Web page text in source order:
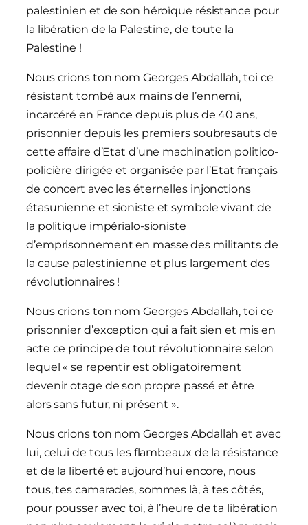
palestinien et de son héroïque résistance pour
la libération de la Palestine, de toute la
Palestine !
Nous crions ton nom Georges Abdallah, toi ce
résistant tombé aux mains de l’ennemi,
incarcéré en France depuis plus de 40 ans,
prisonnier depuis les premiers soubresauts de
cette affaire d’Etat d’une machination politico-
policière dirigée et organisée par l’Etat français
de concert avec les éternelles injonctions
étasunienne et sioniste et symbole vivant de
la politique impérialo-sioniste
d’emprisonnement en masse des militants de
la cause palestinienne et plus largement des
révolutionnaires !
Nous crions ton nom Georges Abdallah, toi ce
prisonnier d’exception qui a fait sien et mis en
acte ce principe de tout révolutionnaire selon
lequel « se repentir est obligatoirement
devenir otage de son propre passé et être
alors sans futur, ni présent ».
Nous crions ton nom Georges Abdallah et avec
lui, celui de tous les flambeaux de la résistance
et de la liberté et aujourd’hui encore, nous
tous, tes camarades, sommes là, à tes côtés,
pour pousser avec toi, à l’heure de ta libération